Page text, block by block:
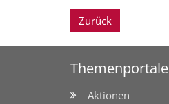
Zurück
Themenportale
Aktionen